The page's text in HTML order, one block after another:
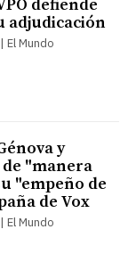
defiende
adjudicación
El Mundo
y
"manera
"empeño de
de Vox
El Mundo